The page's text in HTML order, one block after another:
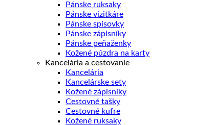
Pánske ruksaky
Pánske vizitkáre
Pánske spisovky
Pánske zápisníky
Pánske peňaženky
Kožené púzdra na karty
Kancelária a cestovanie
Kancelária
Kancelárske sety
Kožené zápisníky
Cestovné tašky
Cestovné kufre
Kožené ruksaky